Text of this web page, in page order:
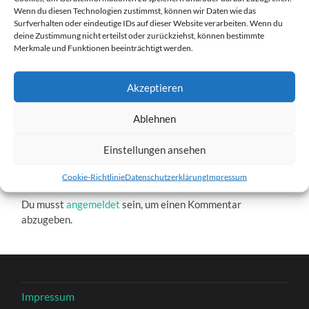
Wenn du diesen Technologien zustimmst, können wir Daten wie das
Surfverhalten oder eindeutige IDs auf dieser Website verarbeiten. Wenn du
deine Zustimmung nicht erteilst oder zurückziehst, können bestimmte
Merkmale und Funktionen beeinträchtigt werden.
Akzeptieren
Ablehnen
Einstellungen ansehen
Cookie-RichtlinieDatenschutzerklärungImpressum
cropped-Startbild1.jpg
27. DEZEMBER 2016 1280 1280 PX
Schreibe einen Kommentar
Du musstangemeldet sein, um einen Kommentar
abzugeben.
Impressum